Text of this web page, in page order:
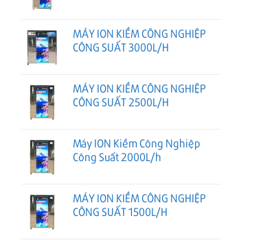
MÁY ION KIỀM CÔNG NGHIỆP
CÔNG SUẤT 3000L/H
MÁY ION KIỀM CÔNG NGHIỆP
CÔNG SUẤT 2500L/H
Máy ION Kiềm Công Nghiệp
Công Suất 2000L/h
MÁY ION KIỀM CÔNG NGHIỆP
CÔNG SUẤT 1500L/H